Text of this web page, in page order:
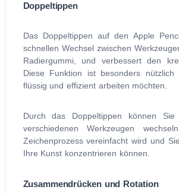
Doppeltippen
Das Doppeltippen auf den Apple
schnellen Wechsel zwischen
Radiergummi, und verbessert den
Diese Funktion ist besonders nützlich
flüssig und effizient arbeiten möchten.
Durch das Doppeltippen können Sie
verschiedenen Werkzeugen
Zeichenprozess vereinfacht wird und
Ihre Kunst konzentrieren können.
Zusammendrücken und Rotation